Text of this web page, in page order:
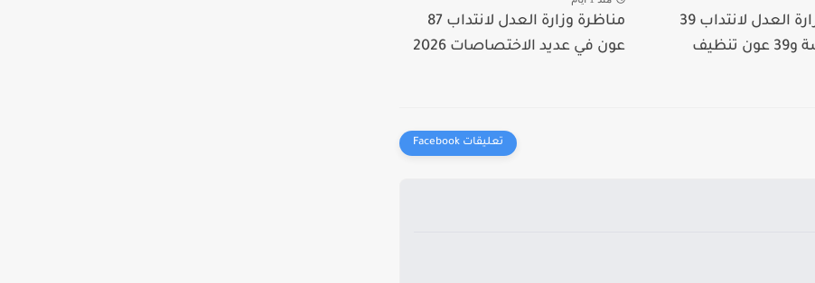
مناظرة وزارة العدل لانتداب 39
تنظيف
مناظرة وزارة العدل لانتداب 87
عون في عديد الاختصاصات 2026